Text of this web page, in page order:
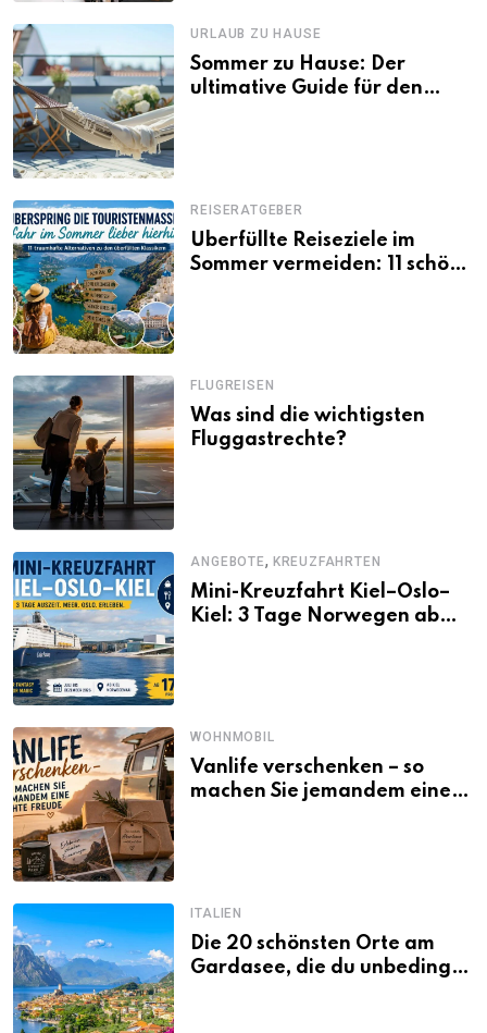
URLAUB ZU HAUSE
Sommer zu Hause: Der
ultimative Guide für den
REISERATGEBER
Überfüllte Reiseziele im
Sommer vermeiden: 11 schöne
FLUGREISEN
Was sind die wichtigsten
Fluggastrechte?
ANGEBOTE, KREUZFAHRTEN
Mini-Kreuzfahrt Kiel–Oslo–
Kiel: 3 Tage Norwegen ab
WOHNMOBIL
Vanlife verschenken – so
machen Sie jemandem eine
ITALIEN
Die 20 schönsten Orte am
Gardasee, die du unbedingt